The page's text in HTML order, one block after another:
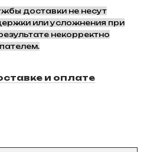
доставки не несут
или усложнения при
некорректно
и оплате